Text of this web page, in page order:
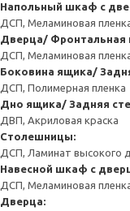
Напольный шкаф с
ДСП, Меламиновая
Дверца/ Фронтальная
ДСП, Меламиновая
Боковина ящика/
ДСП, Полимерная пленка
Дно ящика/ Задняя
ДВП, Акриловая краска
Столешницы:
ДСП, Ламинат высокого
Навесной шкаф с
ДСП, Меламиновая
Дверца: